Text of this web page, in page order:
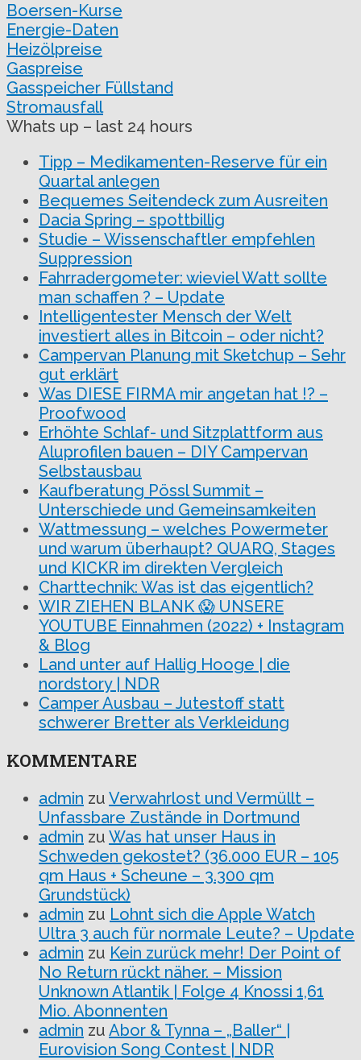
Boersen-Kurse
Energie-Daten
Heizölpreise
Gaspreise
Gasspeicher Füllstand
Stromausfall
Whats up – last 24 hours
Tipp – Medikamenten-Reserve für ein
Quartal anlegen
Bequemes Seitendeck zum Ausreiten
Dacia Spring – spottbillig
Studie – Wissenschaftler empfehlen
Suppression
Fahrradergometer: wieviel Watt sollte
man schaffen ? – Update
Intelligentester Mensch der Welt
investiert alles in Bitcoin – oder nicht?
Campervan Planung mit Sketchup – Sehr
gut erklärt
Was DIESE FIRMA mir angetan hat !? –
Proofwood
Erhöhte Schlaf- und Sitzplattform aus
Aluprofilen bauen – DIY Campervan
Selbstausbau
Kaufberatung Pössl Summit –
Unterschiede und Gemeinsamkeiten
Wattmessung – welches Powermeter
und warum überhaupt? QUARQ, Stages
und KICKR im direkten Vergleich
Charttechnik: Was ist das eigentlich?
WIR ZIEHEN BLANK 😱 UNSERE
YOUTUBE Einnahmen (2022) + Instagram
& Blog
Land unter auf Hallig Hooge | die
nordstory | NDR
Camper Ausbau – Jutestoff statt
schwerer Bretter als Verkleidung
KOMMENTARE
admin zu Verwahrlost und Vermüllt –
Unfassbare Zustände in Dortmund
admin zu Was hat unser Haus in
Schweden gekostet? (36.000 EUR – 105
qm Haus + Scheune – 3.300 qm
Grundstück)
admin zu Lohnt sich die Apple Watch
Ultra 3 auch für normale Leute? – Update
admin zu Kein zurück mehr! Der Point of
No Return rückt näher. – Mission
Unknown Atlantik | Folge 4 Knossi 1,61
Mio. Abonnenten
admin zu Abor & Tynna – „Baller“ |
Eurovision Song Contest | NDR